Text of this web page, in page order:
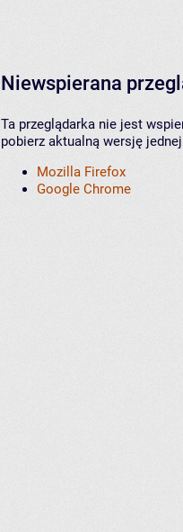
Niewspierana
Ta przeglądarka nie jest
pobierz aktualną wersję
Mozilla Firefox
Google Chrome